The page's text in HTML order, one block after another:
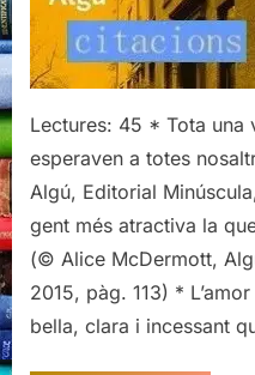
Lectures: 45 * Tota una
esperaven a totes
Algú, Editorial
gent més atractiva la
(© Alice McDermott,
2015, pàg. 113) *
bella, clara i incessant